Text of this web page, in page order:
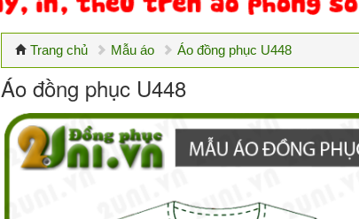
Trang chủ Mẫu áo Áo đồng phục U448
Áo đồng phục U448